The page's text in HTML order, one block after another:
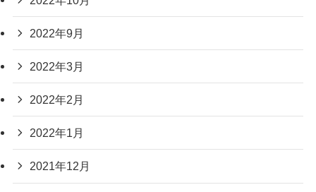
2022年9月
2022年3月
2022年2月
2022年1月
2021年12月